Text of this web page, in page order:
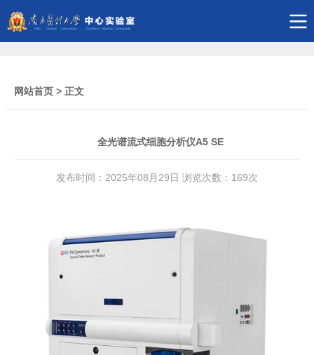
网站首页 > 正文
全光谱流式细胞分析仪A5 SE
发布时间：2025年08月29日 浏览次数： 169次